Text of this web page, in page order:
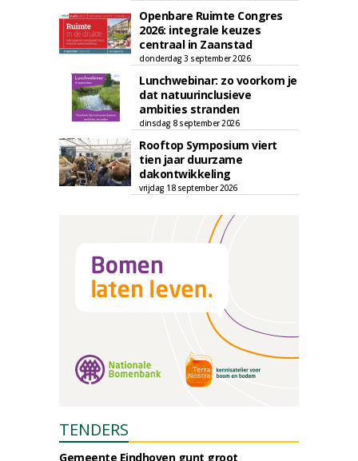
Openbare Ruimte Congres
2026: integrale keuzes
centraal in Zaanstad
donderdag 3 september 2026
Lunchwebinar: zo voorkom je
dat natuurinclusieve
ambities stranden
dinsdag 8 september 2026
Rooftop Symposium viert
tien jaar duurzame
dakontwikkeling
vrijdag 18 september 2026
TENDERS
Gemeente Eindhoven gunt groot